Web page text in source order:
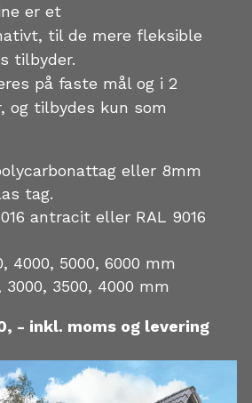
er et
til de mere fleksible
tilbyder.
på faste mål og i 2
og tilbydes kun som
eller 8mm
tag.
antracit eller RAL 9016
4000, 5000, 6000 mm
3000, 3500, 4000 mm
- inkl. moms og levering